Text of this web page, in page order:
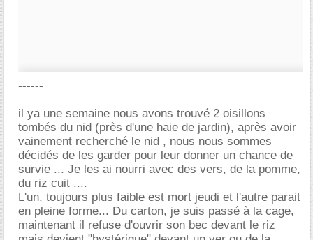
------
il ya une semaine nous avons trouvé 2 oisillons
tombés du nid (près d'une haie de jardin), après avoir
vainement recherché le nid , nous nous sommes
décidés de les garder pour leur donner un chance de
survie ... Je les ai nourri avec des vers, de la pomme,
du riz cuit ....
L'un, toujours plus faible est mort jeudi et l'autre parait
en pleine forme... Du carton, je suis passé à la cage,
maintenant il refuse d'ouvrir son bec devant le riz